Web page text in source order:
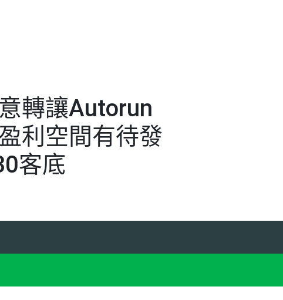
轉讓Autorun
利空間有待發
客底